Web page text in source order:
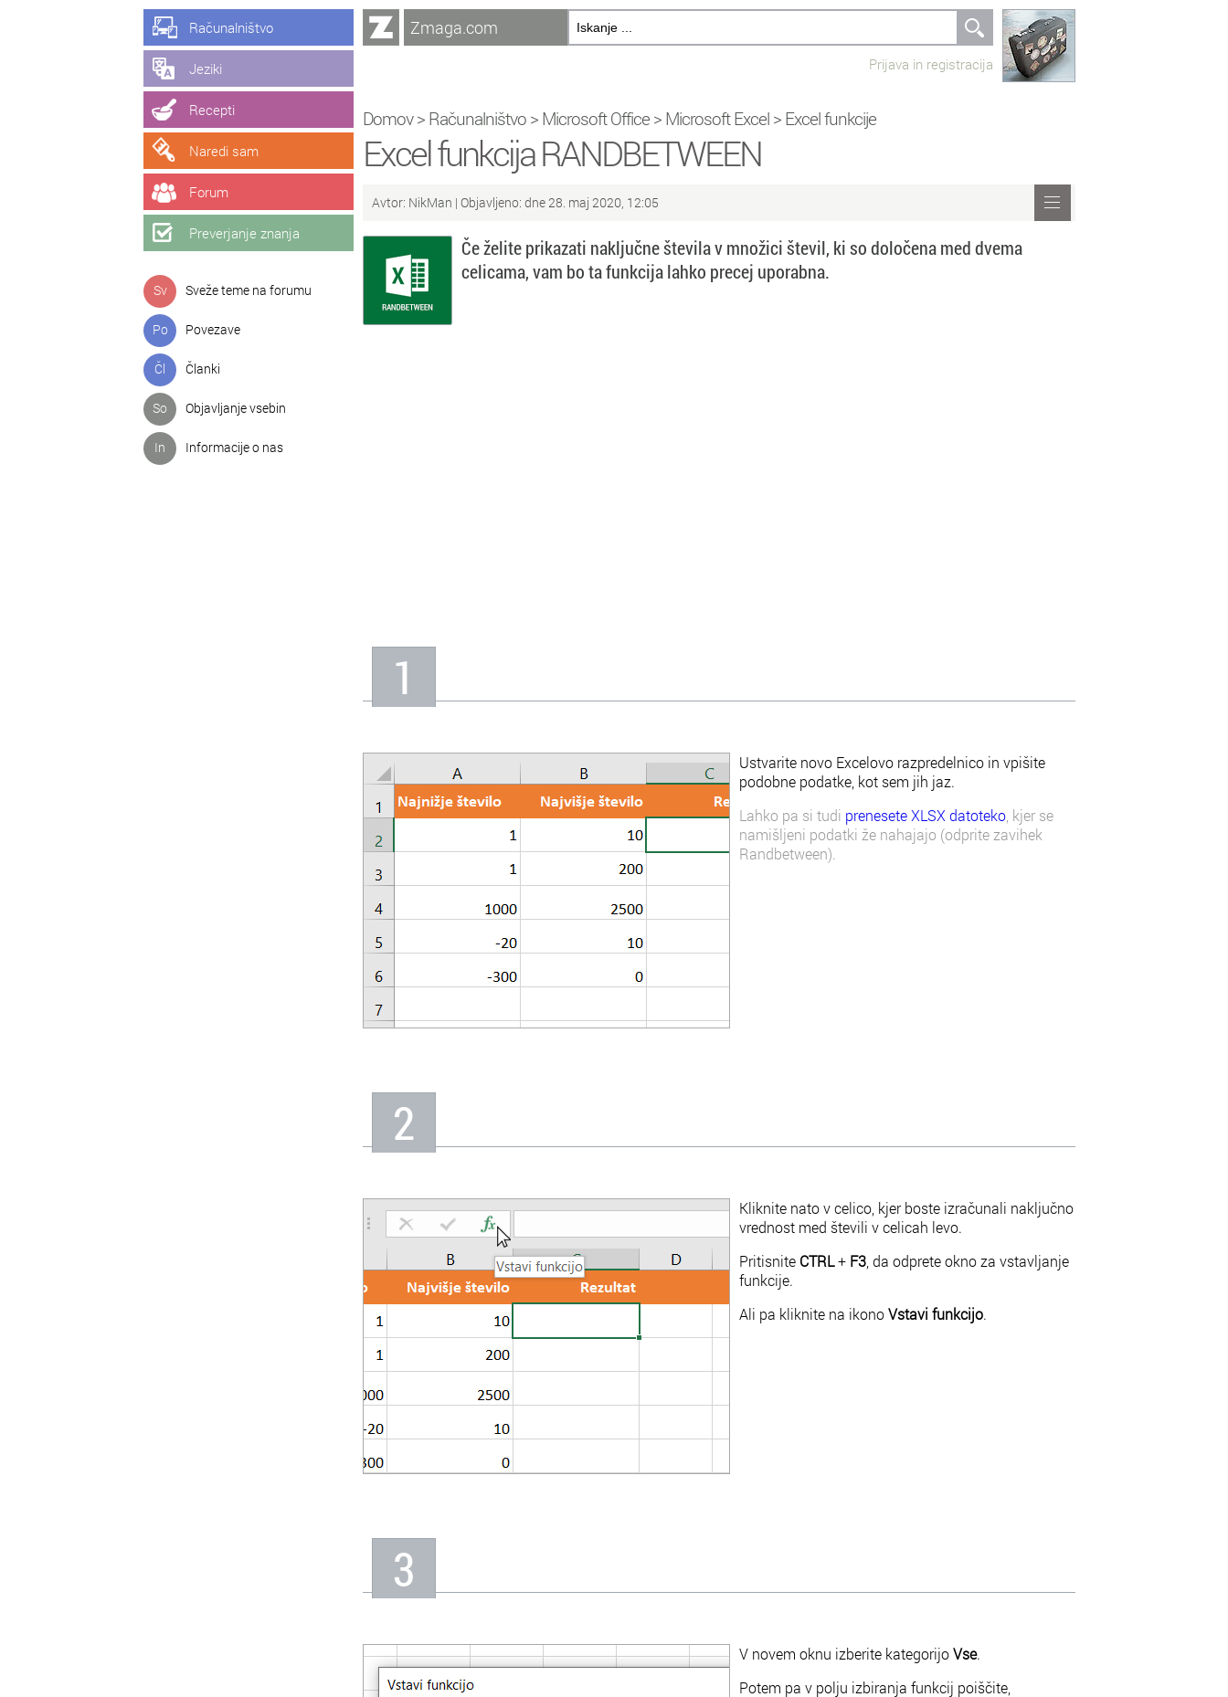
Računalništvo
Jeziki
Recepti
Naredi sam
Forum
Preverjanje znanja
Sv Sveže teme na forumu
Po Povezave
Čl Članki
So Objavljanje vsebin
In Informacije o nas
Zmaga.com
Prijava in registracija
Domov> Računalništvo > Microsoft Office > Microsoft Excel > Excel funkcije
Excel funkcija RANDBETWEEN
Avtor: NikMan | Objavljeno: dne 28. maj 2020, 12:05
Če želite prikazati naključne števila v množici števil, ki so določena med dvema
celicama, vam bo ta funkcija lahko precej uporabna.
1
Ustvarite novo Excelovo razpredelnico in vpišite
podobne podatke, kot sem jih jaz.
Lahko pa si tudi prenesete XLSX datoteko , kjer se
namišljeni podatki že nahajajo (odprite zavihek
Randbetween).
2
Kliknite nato v celico, kjer boste izračunali naključno
vrednost med števili v celicah levo.
Pritisnite CTRL+ F3 , da odprete okno za vstavljanje
funkcije.
Ali pa kliknite na ikonoVstavi funkcijo.
3
V novem oknu izberite kategorijoVse.
Potem pa v polju izbiranja funkcij poiščite,